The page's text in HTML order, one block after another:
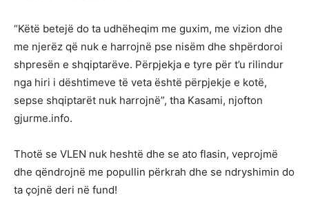
“Këtë betejë do ta udhëheqim me guxim, me vizion dhe
me njerëz që nuk e harrojnë pse nisëm dhe shpërdoroi
shpresën e shqiptarëve. Përpjekja e tyre për t’u rilindur
nga hiri i dështimeve të veta është përpjekje e kotë,
sepse shqiptarët nuk harrojnë”, tha Kasami, njofton
gjurme.info.
Thotë se VLEN nuk heshtë dhe se ato flasin, veprojmë
dhe qëndrojnë me popullin përkrah dhe se ndryshimin do
ta çojnë deri në fund!